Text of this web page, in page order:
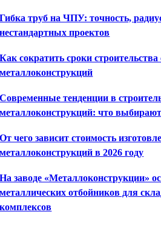
Гибка труб на ЧПУ: точность,
нестандартных проектов
Как сократить сроки
металлоконструкций
Современные тенденции в
металлоконструкций: что выбирают
От чего зависит стоимость
металлоконструкций в 2026 году
На заводе «Металлоконструкции»
металлических отбойников для
комплексов